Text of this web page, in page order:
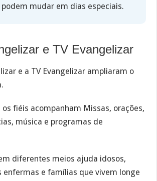
podem mudar em dias especiais.
e TV Evangelizar
e a TV Evangelizar ampliaram o
os fiéis acompanham Missas, orações,
música e programas de
diferentes meios ajuda idosos,
enfermas e famílias que vivem longe